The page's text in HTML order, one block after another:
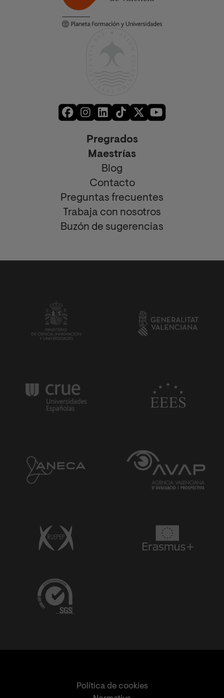
Pregrados
Maestrías
Blog
Contacto
Preguntas frecuentes
Trabaja con nosotros
Buzón de sugerencias
Política de cookies